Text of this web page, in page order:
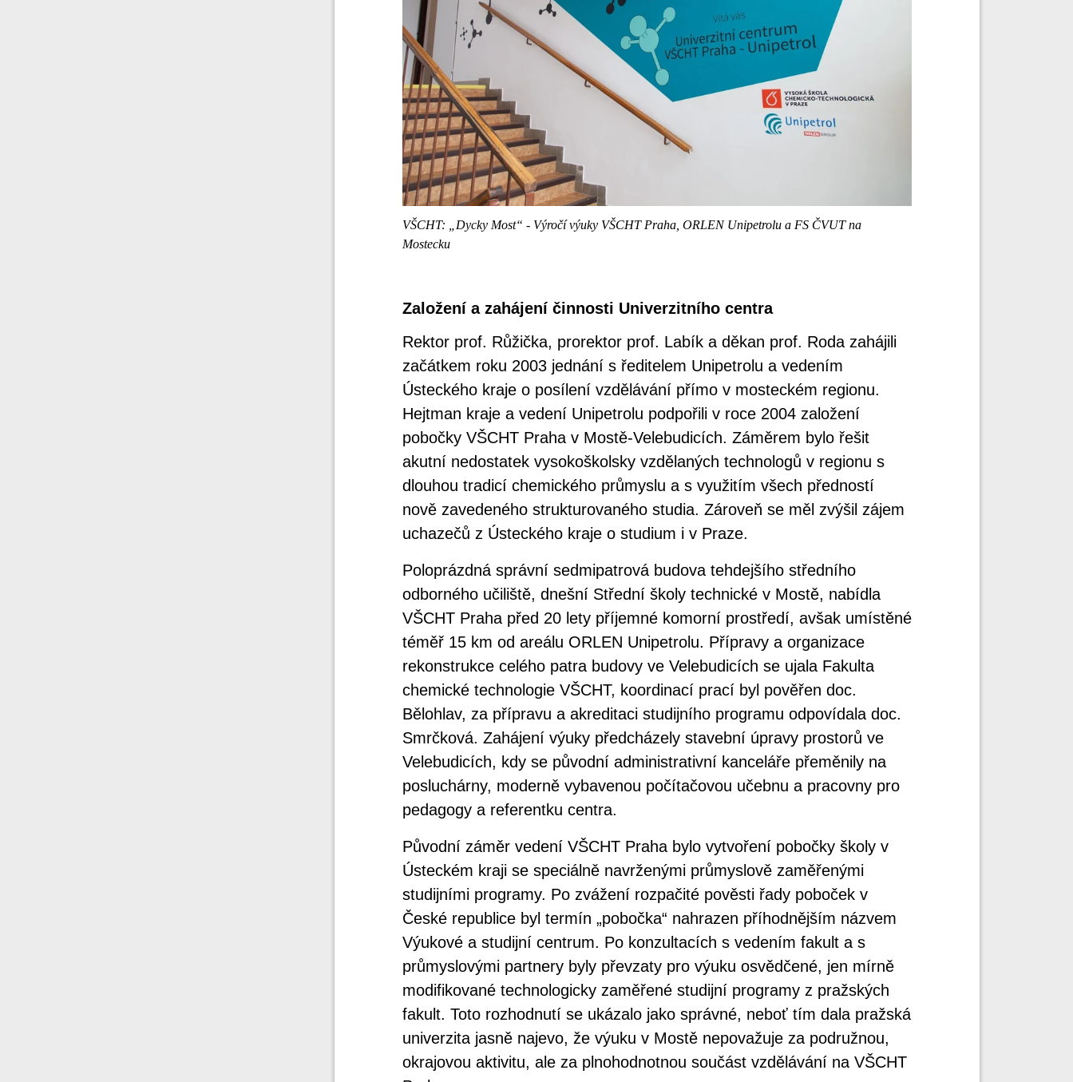
VŠCHT: „Dycky Most“ - Výročí výuky VŠCHT Praha, ORLEN Unipetrolu a FS ČVUT na
Mostecku
Založení a zahájení činnosti Univerzitního centra
Rektor prof. Růžička, prorektor prof. Labík a děkan prof. Roda zahájili
začátkem roku 2003 jednání s ředitelem Unipetrolu a vedením
Ústeckého kraje o posílení vzdělávání přímo v mosteckém regionu.
Hejtman kraje a vedení Unipetrolu podpořili v roce 2004 založení
pobočky VŠCHT Praha v Mostě-Velebudicích. Záměrem bylo řešit
akutní nedostatek vysokoškolsky vzdělaných technologů v regionu s
dlouhou tradicí chemického průmyslu a s využitím všech předností
nově zavedeného strukturovaného studia. Zároveň se měl zvýšil zájem
uchazečů z Ústeckého kraje o studium i v Praze.
Poloprázdná správní sedmipatrová budova tehdejšího středního
odborného učiliště, dnešní Střední školy technické v Mostě, nabídla
VŠCHT Praha před 20 lety příjemné komorní prostředí, avšak umístěné
téměř 15 km od areálu ORLEN Unipetrolu. Přípravy a organizace
rekonstrukce celého patra budovy ve Velebudicích se ujala Fakulta
chemické technologie VŠCHT, koordinací prací byl pověřen doc.
Bělohlav, za přípravu a akreditaci studijního programu odpovídala doc.
Smrčková. Zahájení výuky předcházely stavební úpravy prostorů ve
Velebudicích, kdy se původní administrativní kanceláře přeměnily na
posluchárny, moderně vybavenou počítačovou učebnu a pracovny pro
pedagogy a referentku centra.
Původní záměr vedení VŠCHT Praha bylo vytvoření pobočky školy v
Ústeckém kraji se speciálně navrženými průmyslově zaměřenými
studijními programy. Po zvážení rozpačité pověsti řady poboček v
České republice byl termín „pobočka“ nahrazen příhodnějším názvem
Výukové a studijní centrum. Po konzultacích s vedením fakult a s
průmyslovými partnery byly převzaty pro výuku osvědčené, jen mírně
modifikované technologicky zaměřené studijní programy z pražských
fakult. Toto rozhodnutí se ukázalo jako správné, neboť tím dala pražská
univerzita jasně najevo, že výuku v Mostě nepovažuje za podružnou,
okrajovou aktivitu, ale za plnohodnotnou součást vzdělávání na VŠCHT